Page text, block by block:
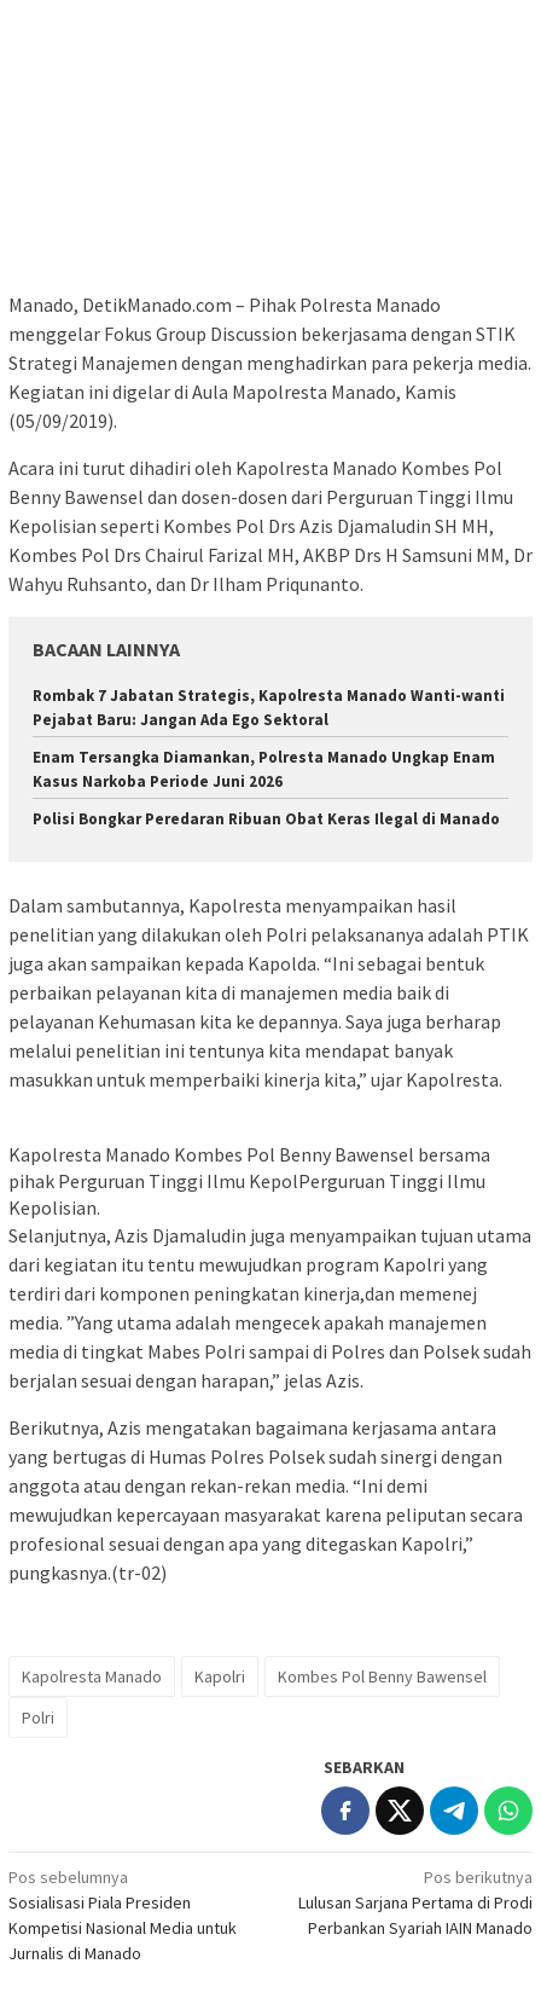
Manado, DetikManado.com – Pihak Polresta Manado
menggelar Fokus Group Discussion bekerjasama dengan STIK
Strategi Manajemen dengan menghadirkan para pekerja media.
Kegiatan ini digelar di Aula Mapolresta Manado, Kamis
(05/09/2019).
Acara ini turut dihadiri oleh Kapolresta Manado Kombes Pol
Benny Bawensel dan dosen-dosen dari Perguruan Tinggi Ilmu
Kepolisian seperti Kombes Pol Drs Azis Djamaludin SH MH,
Kombes Pol Drs Chairul Farizal MH, AKBP Drs H Samsuni MM, Dr
Wahyu Ruhsanto, dan Dr Ilham Priqunanto.
BACAAN LAINNYA
Rombak 7 Jabatan Strategis, Kapolresta Manado Wanti-wanti
Pejabat Baru: Jangan Ada Ego Sektoral
Enam Tersangka Diamankan, Polresta Manado Ungkap Enam
Kasus Narkoba Periode Juni 2026
Polisi Bongkar Peredaran Ribuan Obat Keras Ilegal di Manado
Dalam sambutannya, Kapolresta menyampaikan hasil
penelitian yang dilakukan oleh Polri pelaksananya adalah PTIK
juga akan sampaikan kepada Kapolda. “Ini sebagai bentuk
perbaikan pelayanan kita di manajemen media baik di
pelayanan Kehumasan kita ke depannya. Saya juga berharap
melalui penelitian ini tentunya kita mendapat banyak
masukkan untuk memperbaiki kinerja kita,” ujar Kapolresta.
Kapolresta Manado Kombes Pol Benny Bawensel bersama
pihak Perguruan Tinggi Ilmu KepolPerguruan Tinggi Ilmu
Kepolisian.
Selanjutnya, Azis Djamaludin juga menyampaikan tujuan utama
dari kegiatan itu tentu mewujudkan program Kapolri yang
terdiri dari komponen peningkatan kinerja,dan memenej
media. ”Yang utama adalah mengecek apakah manajemen
media di tingkat Mabes Polri sampai di Polres dan Polsek sudah
berjalan sesuai dengan harapan,” jelas Azis.
Berikutnya, Azis mengatakan bagaimana kerjasama antara
yang bertugas di Humas Polres Polsek sudah sinergi dengan
anggota atau dengan rekan-rekan media. “Ini demi
mewujudkan kepercayaan masyarakat karena peliputan secara
profesional sesuai dengan apa yang ditegaskan Kapolri,”
pungkasnya.(tr-02)
Kapolresta Manado Kapolri
Kombes Pol Benny Bawensel
Polri
SEBARKAN
Navigasi
pos
Pos sebelumnya
Sosialisasi Piala Presiden
Kompetisi Nasional Media untuk
Jurnalis di Manado
Pos berikutnya
Lulusan Sarjana Pertama di Prodi
Perbankan Syariah IAIN Manado